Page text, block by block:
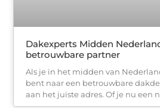
Dakexperts Midden
betrouwbare partner
Als je in het midden van
bent naar een betrouwbare
aan het juiste adres. Of je nu een